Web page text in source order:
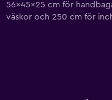
56x45x25 cm för
väskor och 250 cm för